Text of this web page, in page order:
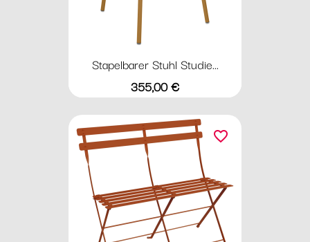
Stapelbarer Stuhl Studie...
Preis
355,00 €
favorite_border